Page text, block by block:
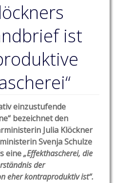
ist
einzustufende
bezeichnet den
Julia Klöckner
Svenja Schulze
eine„Effekthascherei, die
der
eher kontraproduktiv ist“.